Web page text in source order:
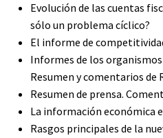
Evolución de las cuentas
sólo un problema cíclico?
El informe de
Informes de los
Resumen y comentarios de
Resumen de prensa.
La información económica
Rasgos principales de la